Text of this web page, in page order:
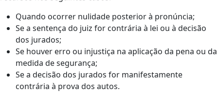
Quando ocorrer nulidade posterior à pronúncia;
Se a sentença do juiz for contrária à lei ou à decisão
dos jurados;
Se houver erro ou injustiça na aplicação da pena ou da
medida de segurança;
Se a decisão dos jurados for manifestamente
contrária à prova dos autos.